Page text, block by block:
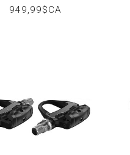
949,99$CA